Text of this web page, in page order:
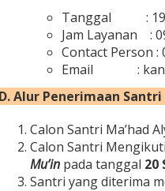
Tanggal : 19 –
Jam Layanan :
Contact Person :
Email :
D. Alur Penerimaan Santri
Calon Santri Ma’had
Calon Santri
Mu’inpada tanggal 20
Santri yang diterima